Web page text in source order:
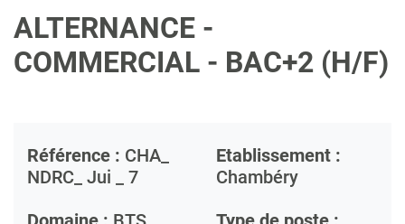
ALTERNANCE -
COMMERCIAL - BAC+2 (H/F)
Référence : CHA_
NDRC_ Jui _ 7
Etablissement :
Chambéry